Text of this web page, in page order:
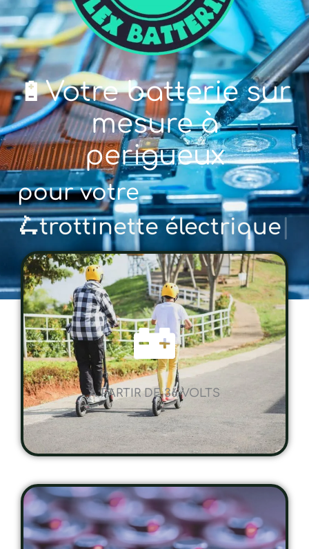
🔋Votre batterie sur
mesure à
perigueux
pour votre🚲 vélo
A PARTIR DE 36 VOLTS